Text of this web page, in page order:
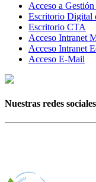
Acceso a
Escritorio Digital
Escritorio CTA
Acceso Intranet
Acceso Intranet
Acceso E-Mail
Nuestras redes sociales